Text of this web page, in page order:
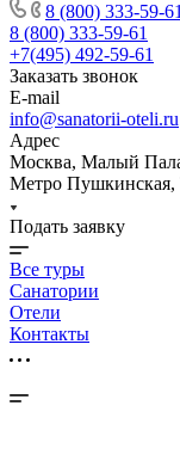
8 (800) 333-59-61
8 (800) 333-59-61
+7(495) 492-59-61
Заказать звонок
E-mail
info@sanatorii-oteli.ru
Адрес
Москва, Малый
Метро Пушкинская,
Подать заявку
Все туры
Санатории
Отели
Контакты